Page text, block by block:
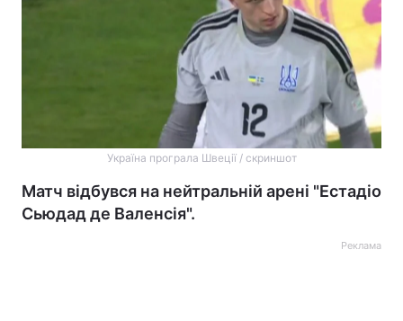
Україна програла Швеції / скриншот
Матч відбувся на нейтральній арені "Естадіо
Сьюдад де Валенсія".
Реклама